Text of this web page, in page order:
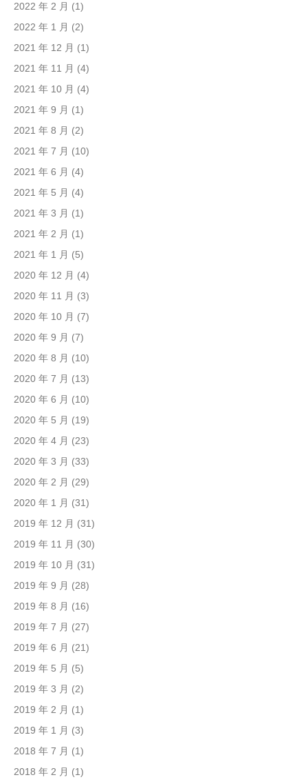
2022 年 2 月 (1)
2022 年 1 月 (2)
2021 年 12 月 (1)
2021 年 11 月 (4)
2021 年 10 月 (4)
2021 年 9 月 (1)
2021 年 8 月 (2)
2021 年 7 月 (10)
2021 年 6 月 (4)
2021 年 5 月 (4)
2021 年 3 月 (1)
2021 年 2 月 (1)
2021 年 1 月 (5)
2020 年 12 月 (4)
2020 年 11 月 (3)
2020 年 10 月 (7)
2020 年 9 月 (7)
2020 年 8 月 (10)
2020 年 7 月 (13)
2020 年 6 月 (10)
2020 年 5 月 (19)
2020 年 4 月 (23)
2020 年 3 月 (33)
2020 年 2 月 (29)
2020 年 1 月 (31)
2019 年 12 月 (31)
2019 年 11 月 (30)
2019 年 10 月 (31)
2019 年 9 月 (28)
2019 年 8 月 (16)
2019 年 7 月 (27)
2019 年 6 月 (21)
2019 年 5 月 (5)
2019 年 3 月 (2)
2019 年 2 月 (1)
2019 年 1 月 (3)
2018 年 7 月 (1)
2018 年 2 月 (1)